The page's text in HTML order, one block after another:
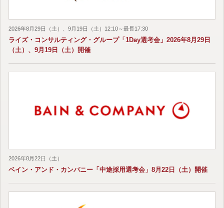
2026年8月29日（土）、9月19日（土）12:10～最長17:30
ライズ・コンサルティング・グループ「1Day選考会」2026年8月29日
（土）、9月19日（土）開催
2026年8月22日（土）
ベイン・アンド・カンパニー「中途採用選考会」8月22日（土）開催